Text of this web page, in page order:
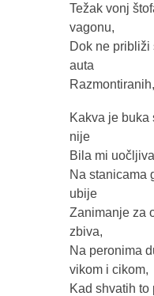
Težak vonj
vagonu,
Dok ne približi
auta
Kakva je buka
nije
Bila mi uočljiva
Na stanicama
ubije
Zanimanje za
zbiva,
Na peronima
vikom i cikom,
Kad shvatih